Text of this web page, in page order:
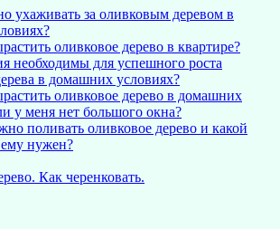
ухаживать за оливковым деревом в
оливковое дерево в квартире?
необходимы для успешного роста
в домашних условиях?
оливковое дерево в домашних
у меня нет большого окна?
поливать оливковое дерево и какой
нужен?
Как черенковать.